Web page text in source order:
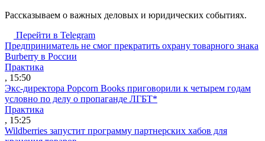
Рассказываем о важных деловых и юридических событиях.
Перейти в Telegram
Предприниматель не смог прекратить охрану товарного знака
Burberry в России
Практика
, 15:50
Экс-директора Popcorn Books приговорили к четырем годам
условно по делу о пропаганде ЛГБТ*
Практика
, 15:25
Wildberries запустит программу партнерских хабов для